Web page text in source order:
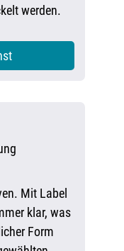
werden.
Mit Label
klar, was
Form